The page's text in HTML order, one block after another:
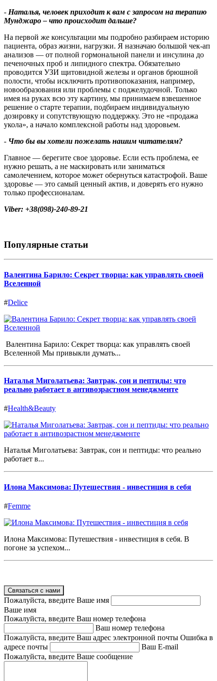
- Наталья, человек приходит к вам с запросом на терапию
Мунджаро – что происходит дальше?
На первой же консультации мы подробно разбираем историю
пациента, образ жизни, нагрузки. Я назначаю большой чек-ап
анализов — от полной гормональной панели и инсулина до
печеночных проб и липидного спектра. Обязательно
проводится УЗИ щитовидной железы и органов брюшной
полости, чтобы исключить противопоказания, например,
новообразования или проблемы с поджелудочной. Только
имея на руках всю эту картину, мы принимаем взвешенное
решение о старте терапии, подбираем индивидуальную
дозировку и сопутствующую поддержку. Это не «продажа
укола», а начало комплексной работы над здоровьем.
- Что бы вы хотели пожелать нашим читателям?
Главное — берегите свое здоровье. Если есть проблема, ее
нужно решать, а не маскировать или заниматься
самолечением, которое может обернуться катастрофой. Ваше
здоровье — это самый ценный актив, и доверять его нужно
только профессионалам.
Viber: +38(098)-240-89-21
Популярные статьи
Валентина Барило: Секрет творца: как управлять своей
Вселенной
#Delice
Валентина Барило: Секрет творца: как управлять своей
Вселенной Мы привыкли думать...
Наталья Миголатьева: Завтрак, сон и пептиды: что
реально работает в антивозрастном менеджменте
#Health&Beauty
Наталья Миголатьева: Завтрак, сон и пептиды: что реально
работает в...
Илона Максимова: Путешествия - инвестиция в себя
#Femme
Илона Максимова: Путешествия - инвестиция в себя. В
погоне за успехом...
Связаться с нами
Пожалуйста, введите Ваше имя
Ваше имя
Пожалуйста, введите Ваш номер телефона
Ваш номер телефона
Пожалуйста, введите Ваш адрес электронной почты Ошибка в
адресе почты
Ваш E-mail
Пожалуйста, введите Ваше сообщение